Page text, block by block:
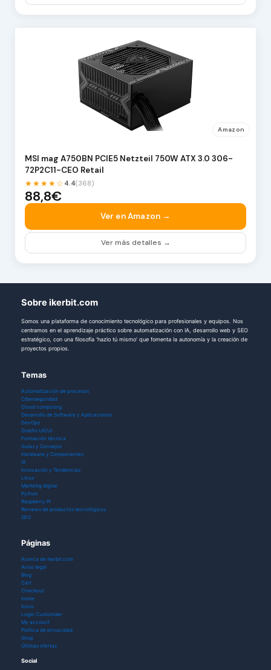
Amazon
MSI mag A750BN PCIE5 Netzteil 750W ATX 3.0 306-
72P2C11-CEO Retail
★★★★☆ 4.4(368)
88,8€
Ver en Amazon →
Ver más detalles →
Sobre ikerbit.com
Somos una plataforma de conocimiento tecnológico para profesionales y equipos. Nos
centramos en el aprendizaje práctico sobre automatización con IA, desarrollo web y SEO
estratégico, con una filosofía 'hazlo tú mismo' que fomenta la autonomía y la creación de
proyectos propios.
Temas
Automatización de procesos
Ciberseguridad
Cloud computing
Desarrollo de Software y Aplicaciones
DevOps
Diseño UX/UI
Formación técnica
Guías y Consejos
Hardware y Componentes
IA
Innovación y Tendencias
Linux
Marketig digital
Python
Raspberry Pi
Reviews de productos tecnológicos
SEO
Páginas
Acerca de ikerbit.com
Aviso legal
Blog
Cart
Checkout
home
Inicio
Login Customizer
My account
Política de privacidad
Shop
Últimas ofertas
Social